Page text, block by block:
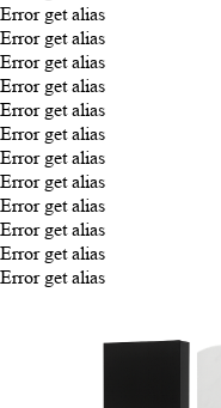
Error get alias
Error get alias
Error get alias
Error get alias
Error get alias
Error get alias
Error get alias
Error get alias
Error get alias
Error get alias
Error get alias
Error get alias